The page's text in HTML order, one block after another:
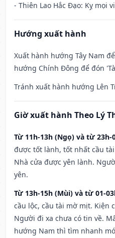
- Thiên Lao Hắc Đạo: Kỵ mọi
Hướng xuất hành
Xuất hành hướng Tây Nam
hướng Chính Đông để đón
Tránh xuất hành hướng Lên
Giờ xuất hành Theo Lý
Từ 11h-13h (Ngọ) và từ 23h-
được tốt lành, tốt nhất cầu
Nhà cửa được yên lành.
yên.
Từ 13h-15h (Mùi) và từ 01-
cầu lộc, cầu tài mờ mịt. Kiện
Người đi xa chưa có tin về.
hướng Nam thì tìm nhanh